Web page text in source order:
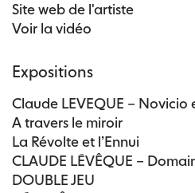
Site web de l'artiste
Voir la vidéo
Expositions
Claude LEVEQUE – Novicio
A travers le miroir
La Révolte et l’Ennui
CLAUDE LÉVÊQUE –
DOUBLE JEU